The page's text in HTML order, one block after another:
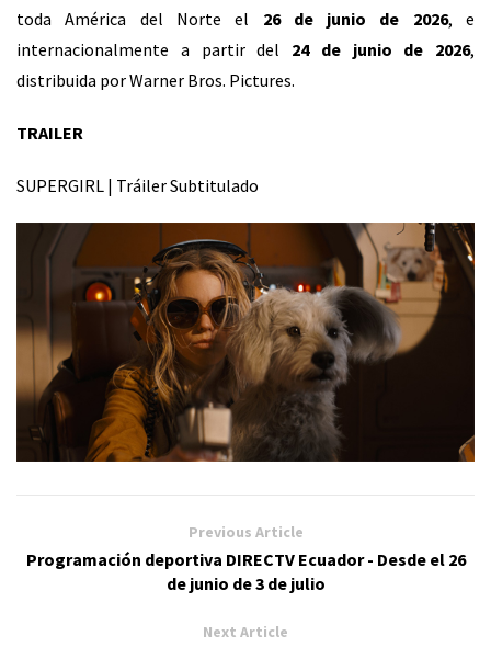
toda América del Norte el 26 de junio de 2026, e
internacionalmente a partir del 24 de junio de 2026,
distribuida por Warner Bros. Pictures.
TRAILER
SUPERGIRL | Tráiler Subtitulado
Previous Article
Programación deportiva DIRECTV Ecuador - Desde el 26
de junio de 3 de julio
Next Article